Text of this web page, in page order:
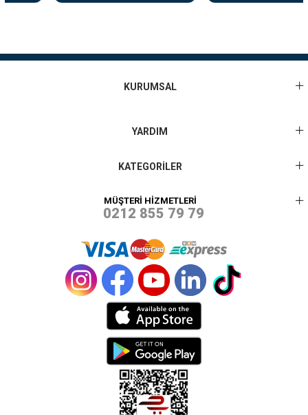
KURUMSAL
YARDIM
KATEGORİLER
MÜŞTERİ HİZMETLERİ
0212 855 79 79